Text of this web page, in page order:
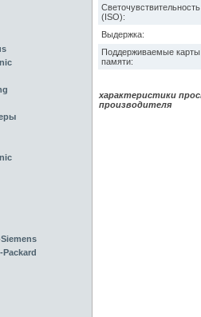
Packard
Светочувствительность
(ISO):
Выдержка:
Поддерживаемые карты
памяти:
характеристики
производителя